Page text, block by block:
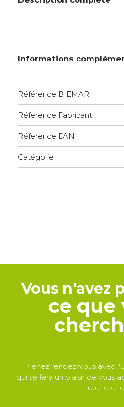
Informations
Référence BIEMAR
Réference Fabricant
Réference EAN
Catégorie
Vous n'avez
ce que
Prenez rendez-vous avec
qui se fera un plaisir de vous